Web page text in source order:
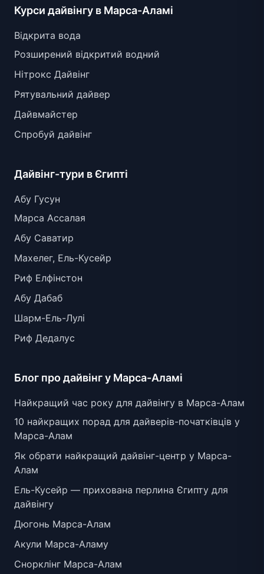
Курси дайвінгу в Марса-Аламі
Відкрита вода
Розширений відкритий водний
Нітрокс Дайвінг
Рятувальний дайвер
Дайвмайстер
Спробуй дайвінг
Дайвінг-тури в Єгипті
Абу Гусун
Марса Ассалая
Абу Саватир
Махелег, Ель-Кусейр
Риф Елфінстон
Абу Дабаб
Шарм-Ель-Лулі
Риф Дедалус
Блог про дайвінг у Марса-Аламі
Найкращий час року для дайвінгу в Марса-Алам
10 найкращих порад для дайверів-початківців у
Марса-Алам
Як обрати найкращий дайвінг-центр у Марса-
Алам
Ель-Кусейр — прихована перлина Єгипту для
дайвінгу
Дюгонь Марса-Алам
Акули Марса-Аламу
Снорклінг Марса-Алам